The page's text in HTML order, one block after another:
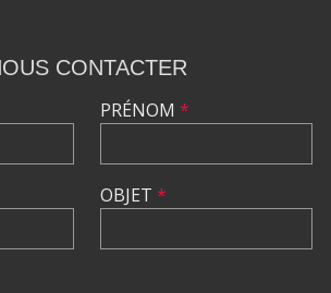
CONTACTER
PRÉNOM *
OBJET *